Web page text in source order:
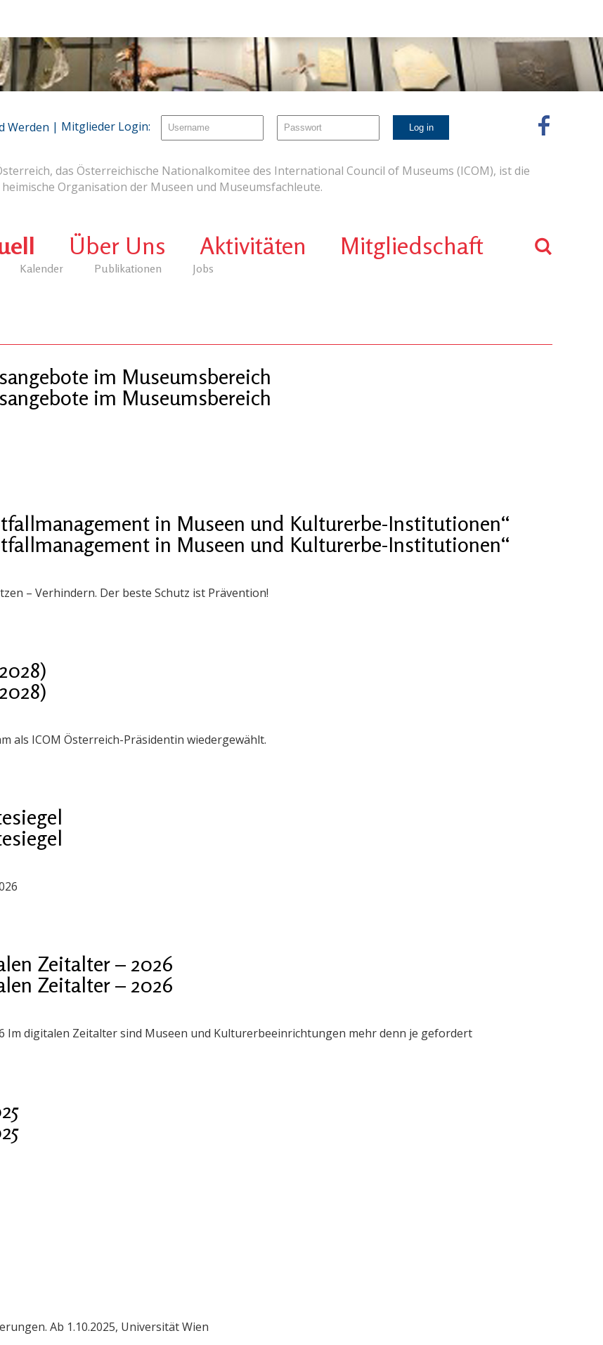
das Österreichische Nationalkomitee des International Council of Museums (ICOM), ist die
Organisation der Museen und Museumsfachleute.
Kalender Publikationen Jobs
Über Uns Aktivitäten Mitgliedschaft
Werden | Mitglieder Login:
im Museumsbereich
im Museumsbereich
in Museen und Kulturerbe-Institutionen“
in Museen und Kulturerbe-Institutionen“
– Verhindern. Der beste Schutz ist Prävention!
als ICOM Österreich-Präsidentin wiedergewählt.
Zeitalter – 2026
Zeitalter – 2026
Im digitalen Zeitalter sind Museen und Kulturerbeeinrichtungen mehr denn je gefordert
Ab 1.10.2025, Universität Wien